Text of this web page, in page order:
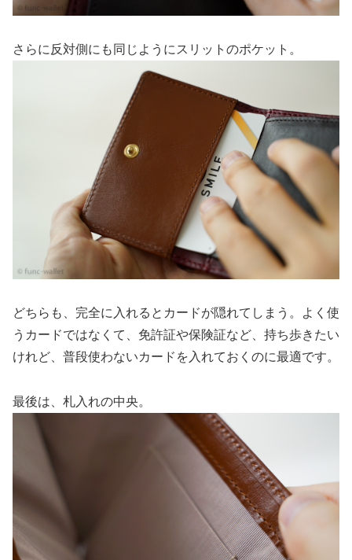
さらに反対側にも同じようにスリットのポケット。
どちらも、完全に入れるとカードが隠れてしまう。よく使
うカードではなくて、免許証や保険証など、持ち歩きたい
けれど、普段使わないカードを入れておくのに最適です。
最後は、札入れの中央。